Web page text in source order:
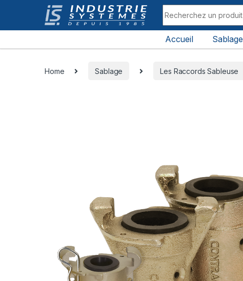
Skip to navigation
Skip to content
Accueil Sablage
Home Sablage Les Raccords Sableuse